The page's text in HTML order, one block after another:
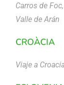
Carros de Foc
Valle de Arán
CROÀCIA
Viaje a